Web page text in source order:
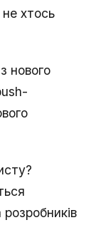
хтось
нового